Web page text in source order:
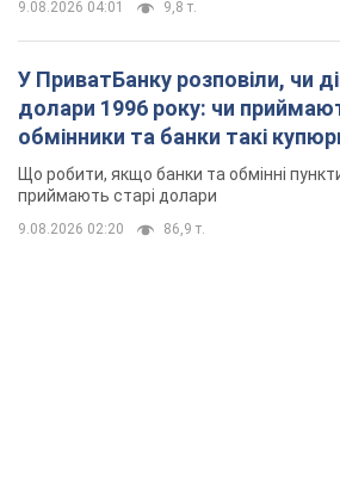
9.08.2026 04:01 9,8 т.
У ПриватБанку розповіли, чи
долари 1996 року: чи
обмінники та банки такі
Що робити, якщо банки та обмінні
приймають старі долари
9.08.2026 02:20 86,9 т.